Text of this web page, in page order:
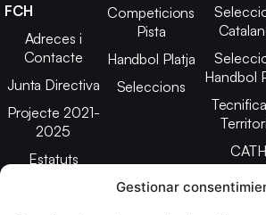
Gestionar
FCH
Adreces i
Contacte
Junta Directiva
Projecte 2021-
2025
Estatuts
Competicions
Pista
Handbol Platja
Seleccions
Handbol
CATH